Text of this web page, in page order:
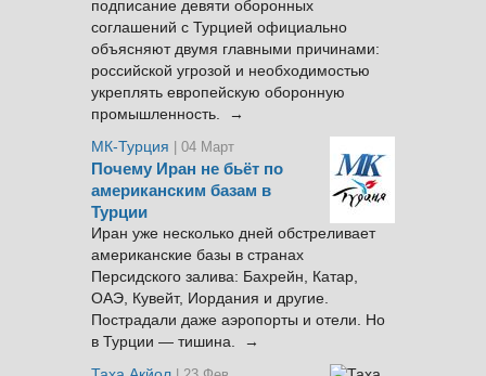
подписание девяти оборонных
соглашений с Турцией официально
объясняют двумя главными причинами:
российской угрозой и необходимостью
укреплять европейскую оборонную
промышленность. →
МК-Турция
| 04 Март
Почему Иран не бьёт по
американским базам в
Турции
Иран уже несколько дней обстреливает
американские базы в странах
Персидского залива: Бахрейн, Катар,
ОАЭ, Кувейт, Иордания и другие.
Пострадали даже аэропорты и отели. Но
в Турции — тишина. →